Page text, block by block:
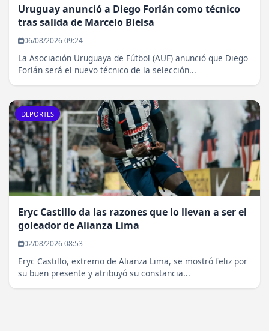
Uruguay anunció a Diego Forlán como técnico
tras salida de Marcelo Bielsa
06/08/2026 09:24
La Asociación Uruguaya de Fútbol (AUF) anunció que Diego
Forlán será el nuevo técnico de la selección...
DEPORTES
Eryc Castillo da las razones que lo llevan a ser el
goleador de Alianza Lima
02/08/2026 08:53
Eryc Castillo, extremo de Alianza Lima, se mostró feliz por
su buen presente y atribuyó su constancia...